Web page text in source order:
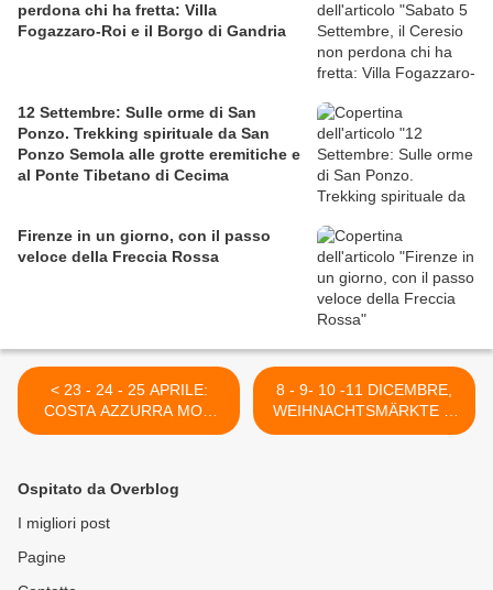
perdona chi ha fretta: Villa
Fogazzaro-Roi e il Borgo di Gandria
12 Settembre: Sulle orme di San
Ponzo. Trekking spirituale da San
Ponzo Semola alle grotte eremitiche e
al Ponte Tibetano di Cecima
Firenze in un giorno, con il passo
veloce della Freccia Rossa
< 23 - 24 - 25 APRILE:
COSTA AZZURRA MON
AMOUR. LE QUOTE DI
8 - 9- 10 -11 DICEMBRE,
WEIHNACHTSMÄRKTE ...
WARUM NICHT? (
Ospitato da Overblog
I migliori post
Pagine